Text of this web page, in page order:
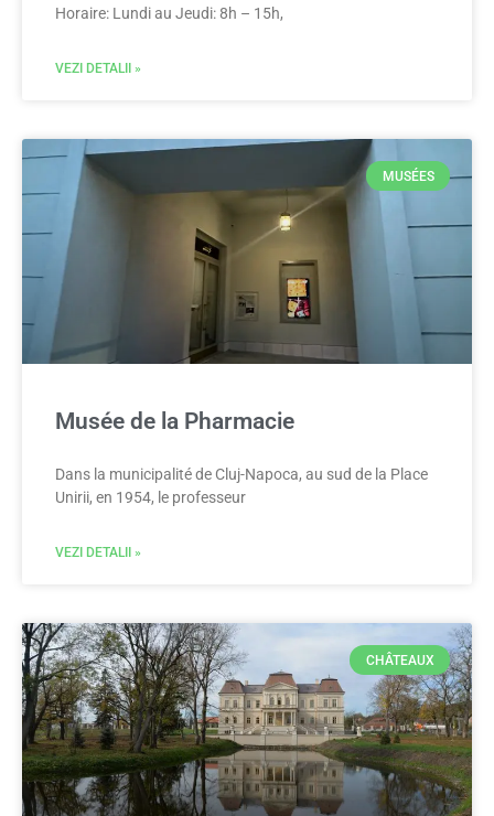
Horaire: Lundi au Jeudi: 8h – 15h,
VEZI DETALII »
MUSÉES
Musée de la Pharmacie
Dans la municipalité de Cluj-Napoca, au sud de la Place
Unirii, en 1954, le professeur
VEZI DETALII »
CHÂTEAUX